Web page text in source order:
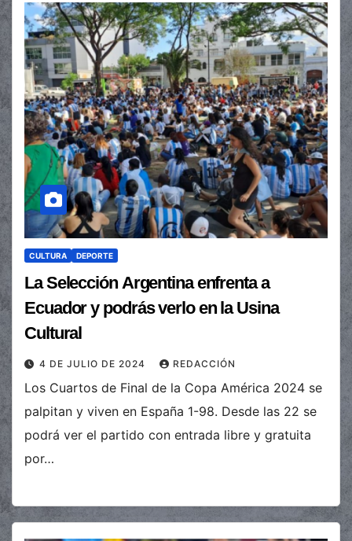
CULTURA DEPORTE
La Selección Argentina enfrenta a
Ecuador y podrás verlo en la Usina
Cultural
4 DE JULIO DE 2024 REDACCIÓN
Los Cuartos de Final de la Copa América 2024 se
palpitan y viven en España 1-98. Desde las 22 se
podrá ver el partido con entrada libre y gratuita
por…